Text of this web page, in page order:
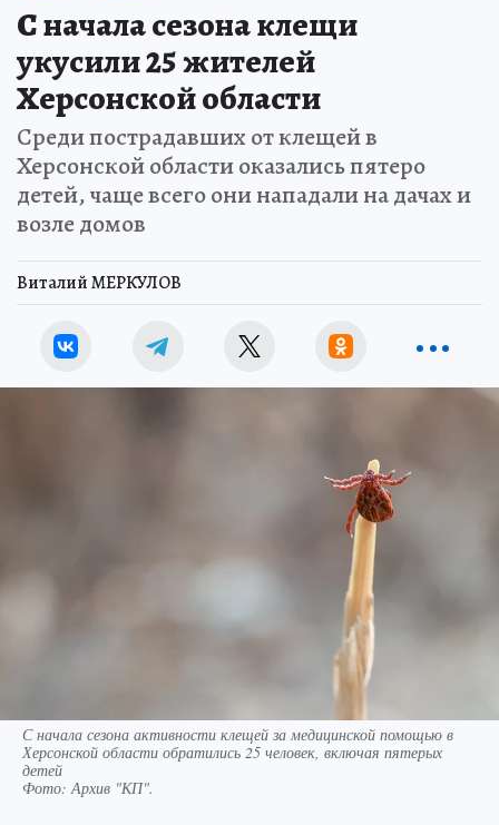
С начала сезона клещи
укусили 25 жителей
Херсонской области
Среди пострадавших от клещей в
Херсонской области оказались пятеро
детей, чаще всего они нападали на дачах и
возле домов
Виталий МЕРКУЛОВ
С начала сезона активности клещей за медицинской помощью в
Херсонской области обратились 25 человек, включая пятерых
детей
Фото:Архив "КП".